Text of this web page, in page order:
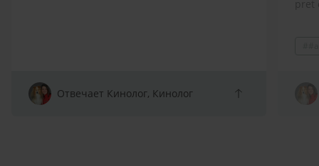
Отвечает Кинолог, Кинолог
arī